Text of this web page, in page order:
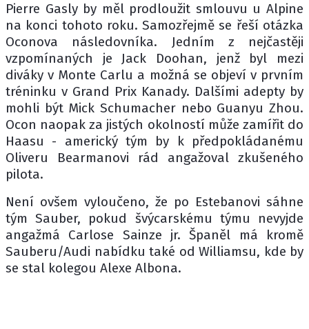
Pierre Gasly by měl prodloužit smlouvu u Alpine
na konci tohoto roku. Samozřejmě se řeší otázka
Oconova následovníka. Jedním z nejčastěji
vzpomínaných je Jack Doohan, jenž byl mezi
diváky v Monte Carlu a možná se objeví v prvním
tréninku v Grand Prix Kanady. Dalšími adepty by
mohli být Mick Schumacher nebo Guanyu Zhou.
Ocon naopak za jistých okolností může zamířit do
Haasu - americký tým by k předpokládanému
Oliveru Bearmanovi rád angažoval zkušeného
pilota.
Není ovšem vyloučeno, že po Estebanovi sáhne
tým Sauber, pokud švýcarskému týmu nevyjde
angažmá Carlose Sainze jr. Španěl má kromě
Sauberu/Audi nabídku také od Williamsu, kde by
se stal kolegou Alexe Albona.